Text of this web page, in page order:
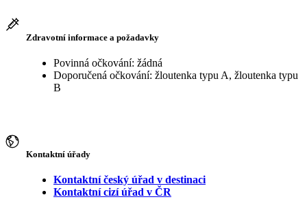
Zdravotní informace a požadavky
Povinná očkování: žádná
Doporučená očkování: žloutenka typu A, žloutenka typu
B
Kontaktní úřady
Kontaktní český úřad v destinaci
Kontaktní cizí úřad v ČR